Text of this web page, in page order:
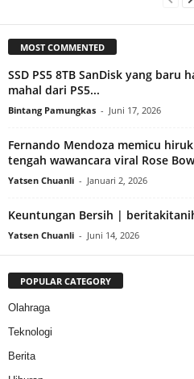
MOST COMMENTED
SSD PS5 8TB SanDisk yang
mahal dari PS5...
Bintang Pamungkas - Juni 17, 2026
Fernando Mendoza memicu
tengah wawancara viral Rose
Yatsen Chuanli - Januari 2, 2026
Keuntungan Bersih |
Yatsen Chuanli - Juni 14, 2026
POPULAR CATEGORY
Olahraga
Teknologi
Berita